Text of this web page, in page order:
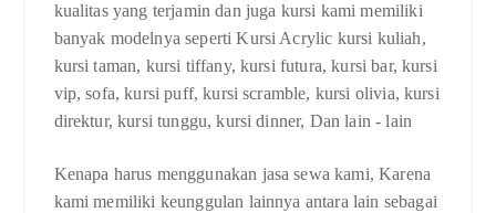
kualitas yang terjamin dan juga kursi kami memiliki
banyak modelnya seperti Kursi Acrylic kursi kuliah,
kursi taman, kursi tiffany, kursi futura, kursi bar, kursi
vip, sofa, kursi puff, kursi scramble, kursi olivia, kursi
direktur, kursi tunggu, kursi dinner, Dan lain - lain
Kenapa harus menggunakan jasa sewa kami, Karena
kami memiliki keunggulan lainnya antara lain sebagai